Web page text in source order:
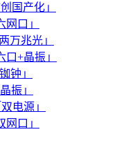
国产化」
网口」
万兆光」
口+晶振」
钟」
振」
电源」
网口」